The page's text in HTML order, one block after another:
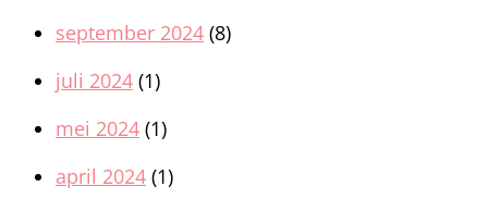
september 2024 (8)
juli 2024 (1)
mei 2024 (1)
april 2024 (1)